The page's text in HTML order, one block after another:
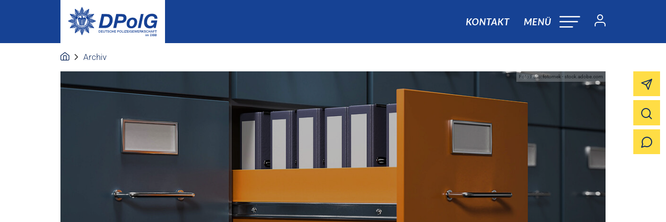
KONTAKT MENÜ
Archiv
Foto:Foto: fotomek - stock.adobe.com